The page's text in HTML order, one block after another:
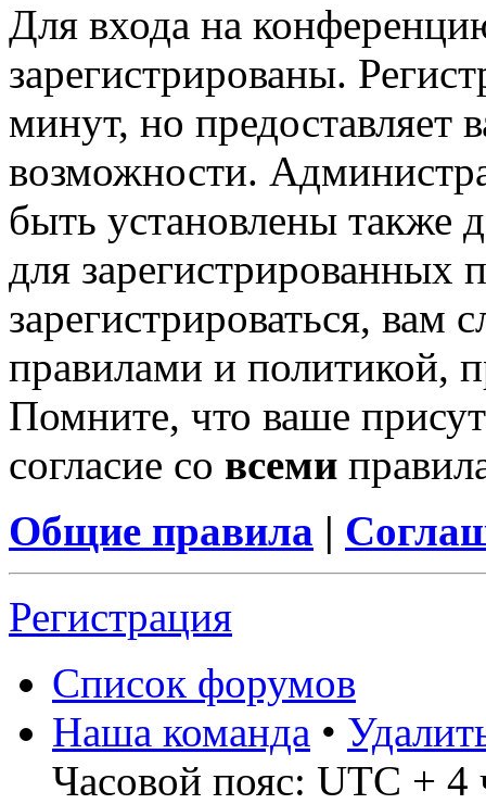
Для входа на
зарегистрированы.
минут, но предоставляет
возможности.
быть установлены также
для зарегистрированных
зарегистрироваться, вам
правилами и политикой,
Помните, что ваше
согласие со всеми
Общие правила |
Регистрация
Список форумов
Наша команда •
Часовой пояс: UTC + 4